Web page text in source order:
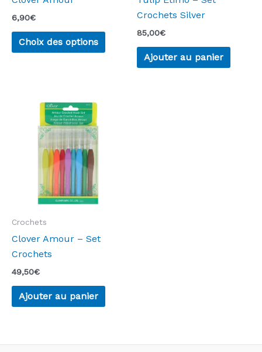
6,90€
Choix des options
Ce
produit
Crochets Silver
85,00€
Ajouter au panier
Crochets
Clover Amour – Set
Crochets
49,50€
Ajouter au panier